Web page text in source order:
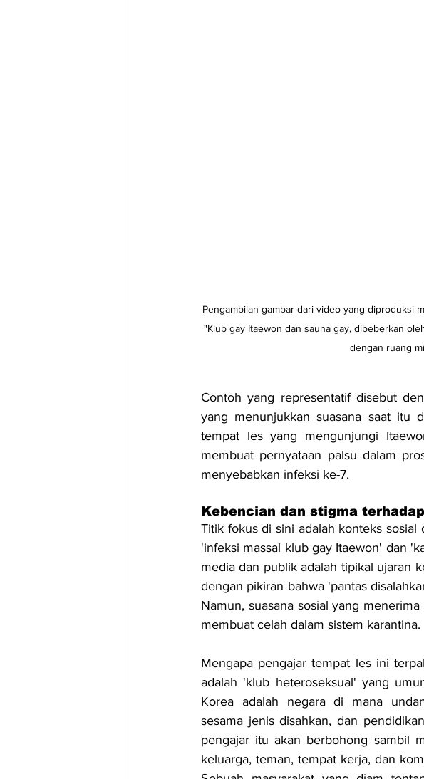
Pengambilan gambar dari video yang diproduksi
"Klub gay Itaewon dan sauna gay, dibeberkan
dengan ruang
Contoh yang representatif disebut
yang menunjukkan suasana saat itu
tempat les yang mengunjungi
membuat pernyataan palsu dalam
menyebabkan infeksi ke-7.
Kebencian dan stigma
Titik fokus di sini adalah konteks sosial
'infeksi massal klub gay Itaewon' dan
media dan publik adalah tipikal ujaran
dengan pikiran bahwa 'pantas
Namun, suasana sosial yang
membuat celah dalam sistem karantina.
Mengapa pengajar tempat les ini
adalah 'klub heteroseksual' yang
Korea adalah negara di mana
sesama jenis disahkan, dan
pengajar itu akan berbohong sambil
keluarga, teman, tempat kerja, dan